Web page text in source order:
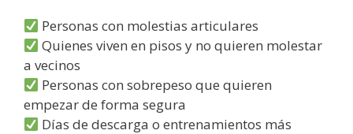
Personas con molestias articulares
Quienes viven en pisos y no quieren molestar
a vecinos
Personas con sobrepeso que quieren
empezar de forma segura
Días de descarga o entrenamientos más